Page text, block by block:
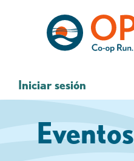
contenido
Iniciar sesión
Eventos